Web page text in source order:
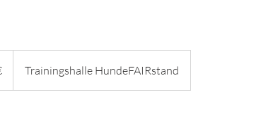
Trainingshalle HundeFAIRstand